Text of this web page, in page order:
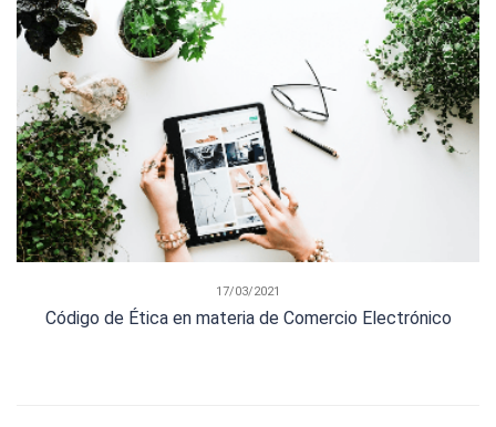
17/03/2021
Código de Ética en materia de Comercio Electrónico